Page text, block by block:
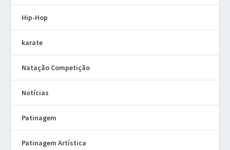
Hip-Hop
karate
Natação Competição
Notícias
Patinagem
Patinagem Artística